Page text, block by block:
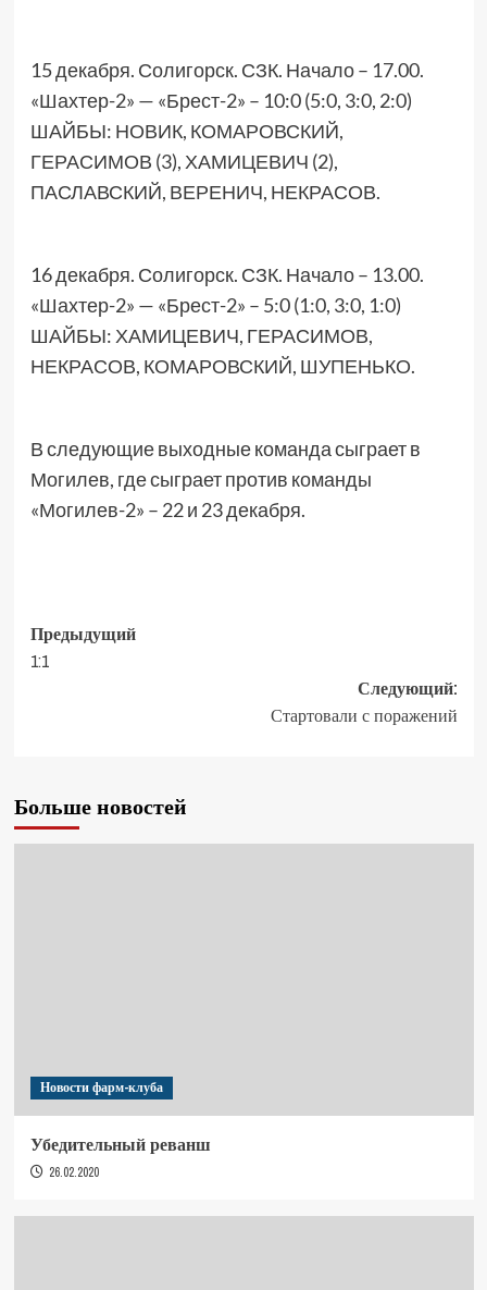
15 декабря. Солигорск. СЗК. Начало – 17.00.
«Шахтер-2» — «Брест-2» – 10:0 (5:0, 3:0, 2:0)
ШАЙБЫ: НОВИК, КОМАРОВСКИЙ,
ГЕРАСИМОВ (3), ХАМИЦЕВИЧ (2),
ПАСЛАВСКИЙ, ВЕРЕНИЧ, НЕКРАСОВ.
16 декабря. Солигорск. СЗК. Начало – 13.00.
«Шахтер-2» — «Брест-2» – 5:0 (1:0, 3:0, 1:0)
ШАЙБЫ: ХАМИЦЕВИЧ, ГЕРАСИМОВ,
НЕКРАСОВ, КОМАРОВСКИЙ, ШУПЕНЬКО.
В следующие выходные команда сыграет в
Могилев, где сыграет против команды
«Могилев-2» – 22 и 23 декабря.
Предыдущий
1:1
Следующий:
Стартовали с поражений
Больше новостей
Новости фарм-клуба
Убедительный реванш
26.02.2020